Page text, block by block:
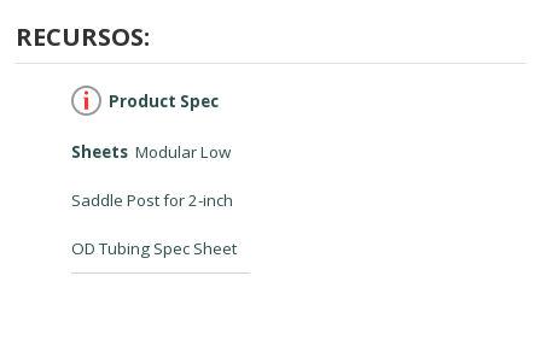
RECURSOS:
Product Spec
Sheets Modular Low
Saddle Post for 2-inch
OD Tubing Spec Sheet